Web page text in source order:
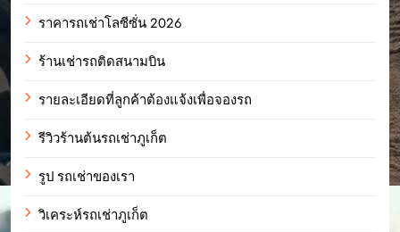
ราคารถเช่าโลซีซั่น 2026
ร้านเช่ารถติดสนามบิน
รายละเอียดที่ลูกค้าต้องแจ้งเพื่อจองรถ
รีวิวร้านต้นรถเช่าภูเก็ต
รูป รถเช่าของเรา
วิเคระห์รถเช่าภูเก็ต